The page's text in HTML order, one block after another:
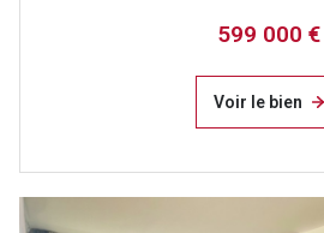
599 000 €
Voir le bien